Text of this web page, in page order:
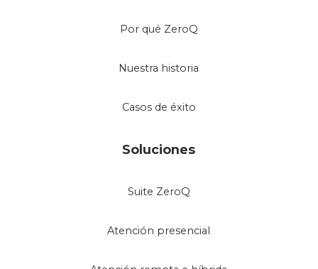
Por qué ZeroQ
Nuestra historia
Casos de éxito
Soluciones
Suite ZeroQ
Atención presencial